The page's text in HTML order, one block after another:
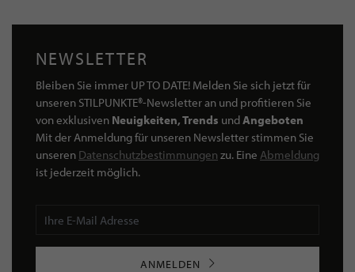
NEWSLETTER
Bleiben Sie immer UP TO DATE! Melden Sie sich jetzt für
unseren STILPUNKTE®-Newsletter an und profitieren Sie
von exklusiven Neuigkeiten, Trends undAngeboten
Mit der Anmeldung für unseren Newsletter stimmen Sie
unseren Datenschutzbestimmungen zu. Eine Abmeldung
ist jederzeit möglich.
ANMELDEN